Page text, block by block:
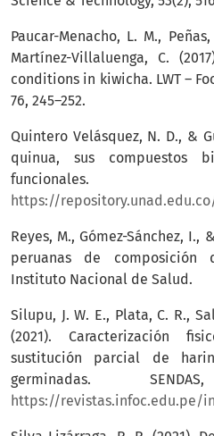
Paucar-Menacho, L. M.,
Martínez-Villaluenga, C.
conditions in kiwicha. LWT –
76, 245–252.
Quintero Velásquez, N. D., &
quinua, sus compuestos
funcionales.
https://repository.unad.edu.co/bitstream/
Reyes, M., Gómez-Sánchez, I.,
peruanas de composición
Instituto Nacional de Salud.
Silupu, J. W. E., Plata, C. R.,
(2021). Caracterización
sustitución parcial de
germinadas.
https://revistas.infoc.edu.pe/